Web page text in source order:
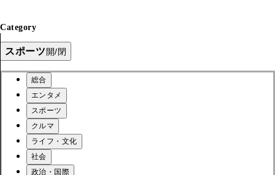
Category
スポーツ開/閉
総合
エンタメ
スポーツ
クルマ
ライフ・文化
社会
政治・国際